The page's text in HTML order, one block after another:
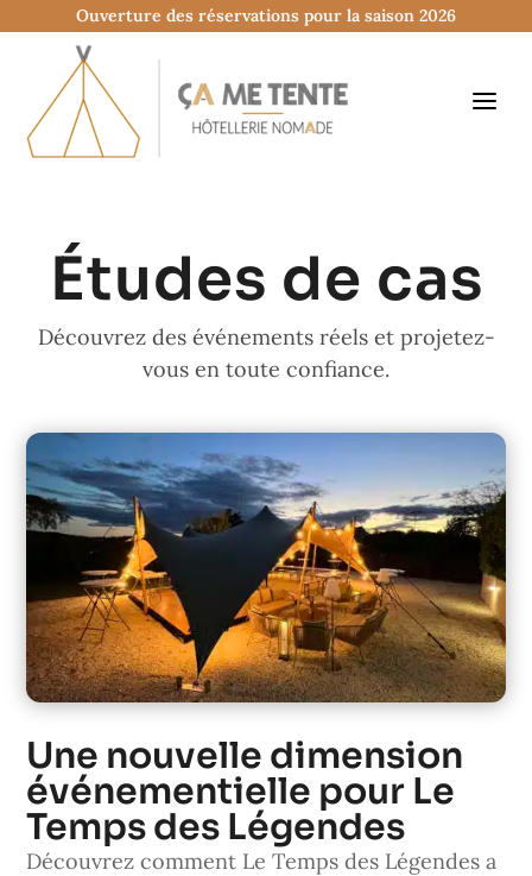
Ouverture des réservations pour la saison 2026
Études de cas
Découvrez des événements réels et projetez-
vous en toute confiance.
Une nouvelle dimension
événementielle pour Le
Temps des Légendes
Découvrez comment Le Temps des Légendes a